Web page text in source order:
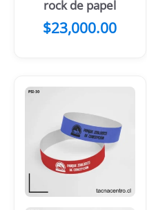
rock de papel
$23,000.00